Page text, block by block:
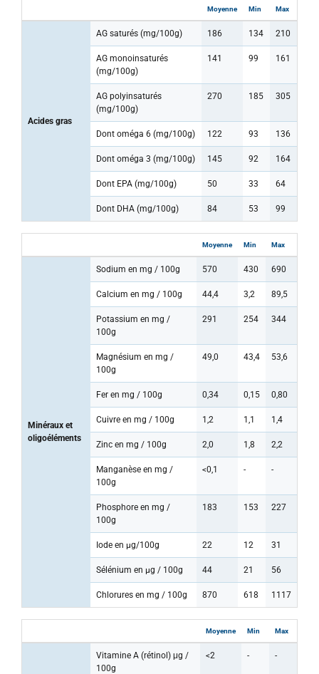
Moyenne Min Max
Acides gras
AG saturés (mg/100g) 186 134 210
AG monoinsaturés
(mg/100g)
141 99 161
AG polyinsaturés
(mg/100g)
270 185 305
Dont oméga 6 (mg/100g) 122 93 136
Dont oméga 3 (mg/100g) 145 92 164
Dont EPA (mg/100g) 50 33 64
Dont DHA (mg/100g) 84 53 99
Moyenne Min Max
Minéraux et
oligoéléments
Sodium en mg / 100g 570 430 690
Calcium en mg / 100g 44,4 3,2 89,5
Potassium en mg /
100g
291 254 344
Magnésium en mg /
100g
49,0 43,4 53,6
Fer en mg / 100g 0,34 0,15 0,80
Cuivre en mg / 100g 1,2 1,1 1,4
Zinc en mg / 100g 2,0 1,8 2,2
Manganèse en mg /
100g
<0,1 - -
Phosphore en mg /
100g
183 153 227
Iode en µg/100g 22 12 31
Sélénium en µg / 100g 44 21 56
Chlorures en mg / 100g 870 618 1117
Moyenne Min Max
Vitamine A (rétinol) μg /
100g
<2 - -